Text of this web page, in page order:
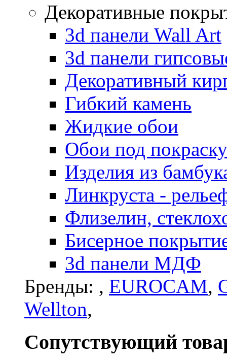
Декоративные
3d панели Wall Art
3d панели
Декоративный
Гибкий камень
Жидкие обои
Обои под покраску
Изделия из
Линкруста -
Флизелин,
Бисерное
3d панели МДФ
Бренды: , EUROCAM,
Wellton,
Сопутствующий